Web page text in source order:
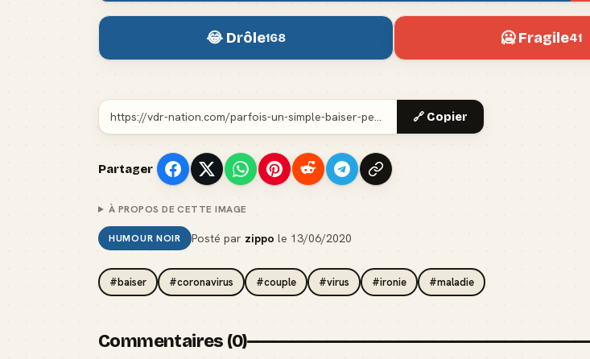
😂 Drôle168 🥶 Fragile41
🔗 Copier
Partager
À PROPOS DE CETTE IMAGE
HUMOUR NOIR Posté par zippo le 13/06/2020
#baiser #coronavirus #couple #virus #ironie #maladie
Commentaires (0)